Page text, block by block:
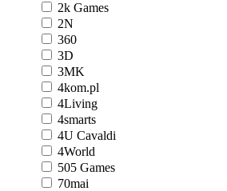
2k Games
2N
360
3D
3MK
4kom.pl
4Living
4smarts
4U Cavaldi
4World
505 Games
70mai